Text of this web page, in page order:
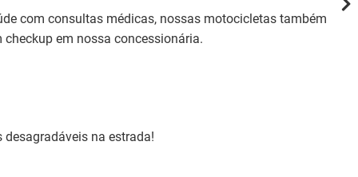
com consultas médicas, nossas motocicletas também
em nossa concessionária.
na estrada!